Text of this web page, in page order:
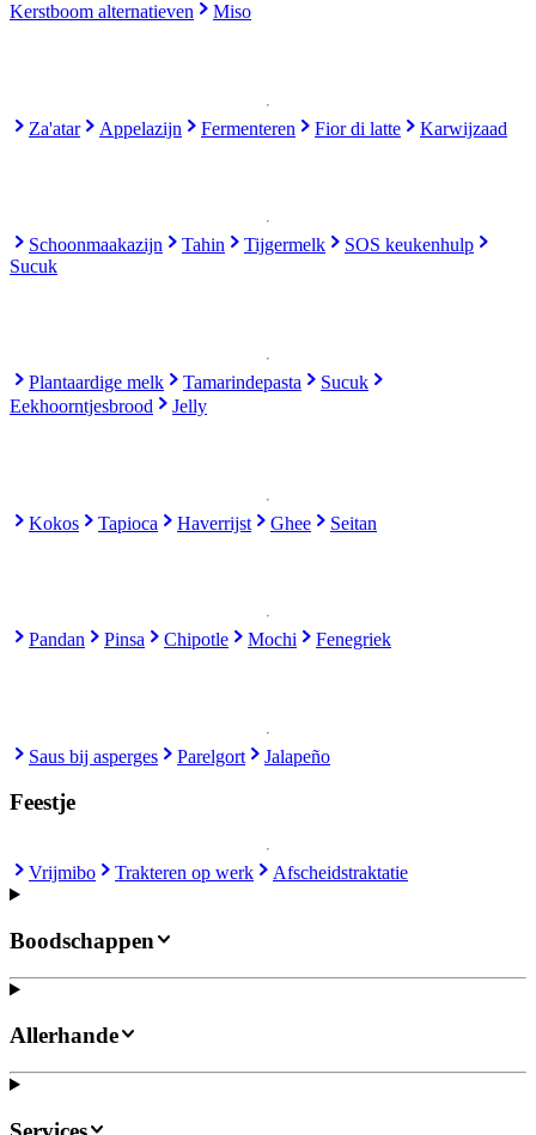
Kerstboom alternatieven
Miso
Za'atar Appelazijn Fermenteren Fior di latte Karwijzaad
Schoonmaakazijn Tahin Tijgermelk
SOS keukenhulp
Sucuk
Plantaardige melk Tamarindepasta
Sucuk
Eekhoorntjesbrood
Jelly
Kokos Tapioca Haverrijst Ghee Seitan
Pandan Pinsa Chipotle Mochi Fenegriek
Saus bij asperges Parelgort Jalapeño
Feestje
Vrijmibo Trakteren op werk Afscheidstraktatie
Boodschappen
Allerhande